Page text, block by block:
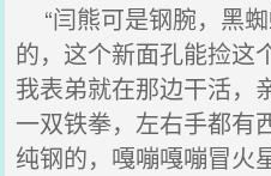
“闫熊可是钢腕，黑
的，这个新面孔能捡这
我表弟就在那边干活，
一双铁拳，左右手都有
纯钢的，嘎嘣嘎嘣冒